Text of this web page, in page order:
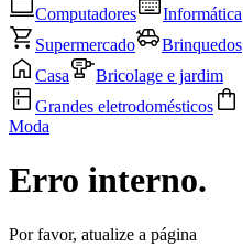
Computadores
Informática
Supermercado
Brinquedos
Casa
Bricolage e jardim
Grandes eletrodomésticos
Moda
Erro interno.
Por favor, atualize a página